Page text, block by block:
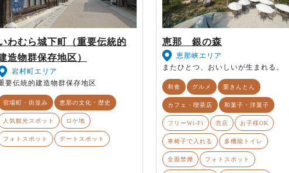
わむら城下町（重要伝統的
造物群保存地区）
岩村町エリア
要伝統的建造物群保存地区
宿場町・街並み 恵那の文化・歴史
人気観光スポット ロケ地
フォトスポット デートスポット
恵那 銀の森
恵那峡エリア
またひとつ、おいしいが生まれる。
和食 グルメ 栗きんとん
カフェ・喫茶店 和菓子・洋菓子
フリーWi-Fi 売店 お子様OK
車椅子で入れる 多機能トイレ
全面禁煙 フォトスポット